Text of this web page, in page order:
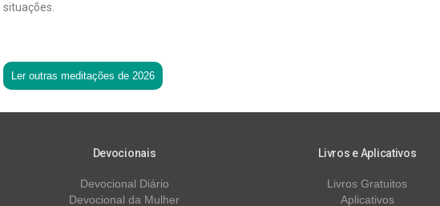
situações.
Ler outras meditações de 2026
Devocionais
Devocional Diário
Devocional da Mulher
Livros e Aplicativos
Livros Gratuitos
Aplicativos